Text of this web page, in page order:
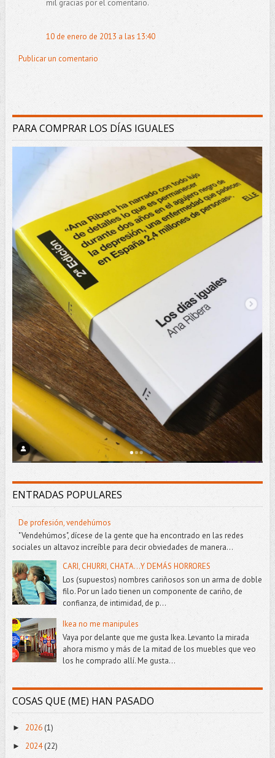
mil gracias por el comentario.
10 de enero de 2013 a las 13:40
Publicar un comentario
PARA COMPRAR LOS DÍAS IGUALES
ENTRADAS POPULARES
De profesión, vendehúmos
"Vendehúmos", dícese de la gente que ha encontrado en las redes
sociales un altavoz increíble para decir obviedades de manera...
CARI, CHURRI, CHATA...Y DEMÁS HORRORES
Los (supuestos) nombres cariñosos son un arma de doble
filo. Por un lado tienen un componente de cariño, de
confianza, de intimidad, de p...
Ikea no me manipules
Vaya por delante que me gusta Ikea. Levanto la mirada
ahora mismo y más de la mitad de los muebles que veo
los he comprado allí. Me gusta...
COSAS QUE (ME) HAN PASADO
► 2026(1)
► 2024(22)